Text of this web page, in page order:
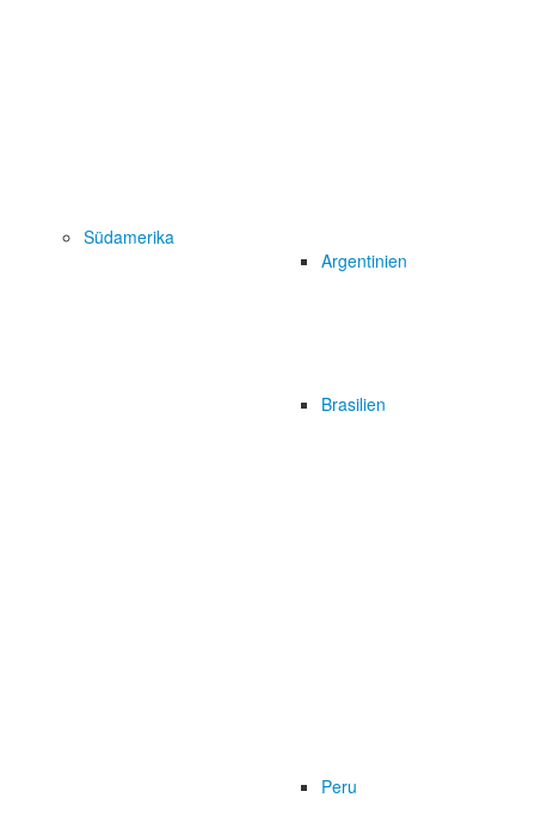
Südamerika
Argentinien
Brasilien
Peru